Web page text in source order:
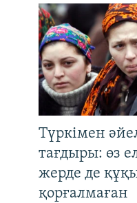
Түркімен
тағдыры: өз
жерде де
қорғалмаған